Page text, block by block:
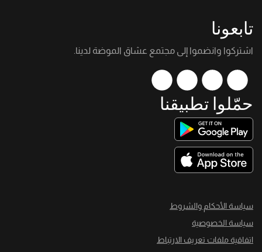
تابعونا
اشتركوا وانضموا إلى مجتمع عشاق الموضة لدينا.
حمّلوا تطبيقنا
سياسة الأحكام والشروط
سياسة الخصوصية
اتفاقية ملفات تعريف الارتباط